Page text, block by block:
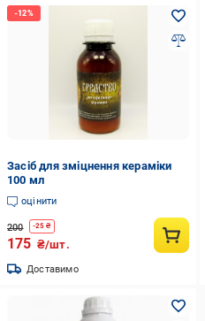
Засіб для зміцнення кераміки
100 мл
оцінити
200 -25 ₴
175 ₴/шт.
Доставимо